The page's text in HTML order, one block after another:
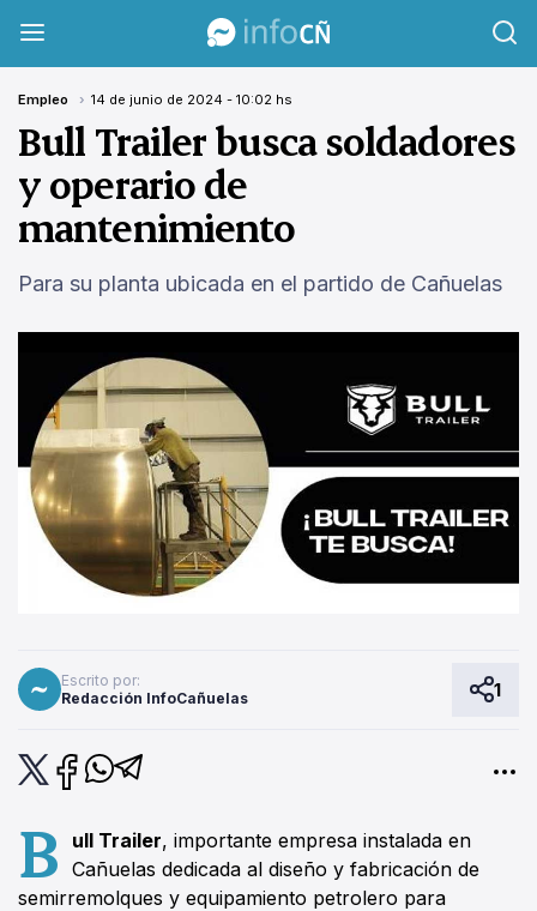
Empleo 14 de junio de 2024 - 10:02 hs
Bull Trailer busca soldadores
y operario de
mantenimiento
Para su planta ubicada en el partido de Cañuelas
Escrito por:
Redacción InfoCañuelas
1
B ull Trailer, importante empresa instalada en
Cañuelas dedicada al diseño y fabricación de
semirremolques y equipamiento petrolero para